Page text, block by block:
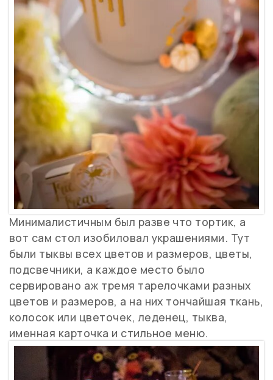
Минималистичным был разве что тортик, а
вот сам стол изобиловал украшениями. Тут
были тыквы всех цветов и размеров, цветы,
подсвечники, а каждое место было
сервировано аж тремя тарелочками разных
цветов и размеров, а на них тончайшая ткань,
колосок или цветочек, леденец, тыква,
именная карточка и стильное меню.